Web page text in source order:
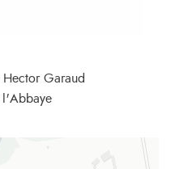
Hector Garaud
l'Abbaye